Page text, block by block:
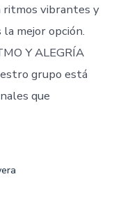
ritmos vibrantes y
mejor opción.
Y ALEGRÍA
grupo está
que